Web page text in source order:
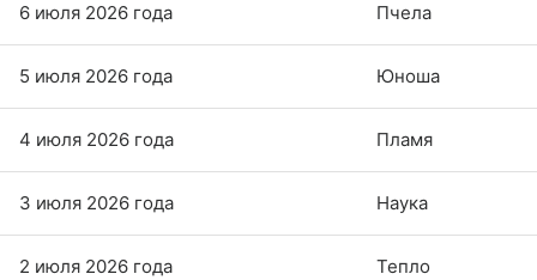
6 июля 2026 года Пчела
5 июля 2026 года Юноша
4 июля 2026 года Пламя
3 июля 2026 года Наука
2 июля 2026 года Тепло